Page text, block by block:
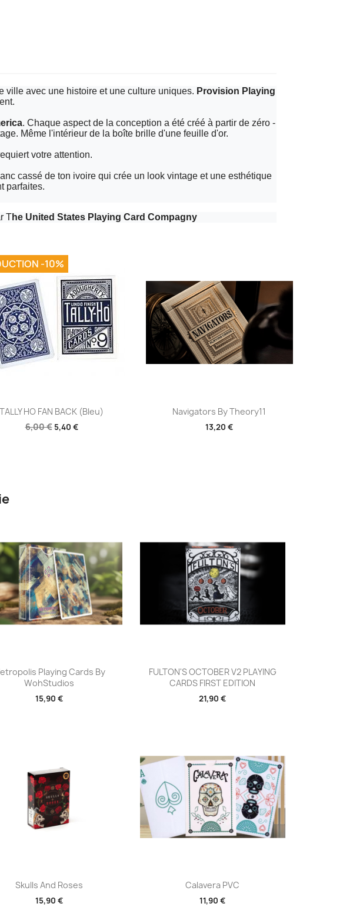
ville avec une histoire et une culture uniques. Provision Playing
. Chaque aspect de la conception a été créé à partir de zéro -
Même l'intérieur de la boîte brille d'une feuille d'or.
votre attention.
cassé de ton ivoire qui crée un look vintage et une esthétique
parfaites.
The United States Playing Card Compagny
Aperçu rapide
TALLY HO FAN BACK (Bleu)
6,00 € 5,40 €
-10%
Aperçu rapide
Navigators By Theory11
13,20 €
Aperçu rapide
Playing Cards By
WohStudios
15,90 €
Aperçu rapide
FULTON'S OCTOBER V2 PLAYING
CARDS FIRST EDITION
21,90 €
Aperçu rapide
Skulls And Roses
15,90 €
Aperçu rapide
Calavera PVC
11,90 €